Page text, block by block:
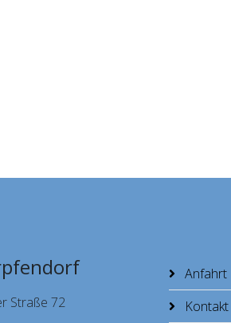
Straße 72
Anfahrt
Kontakt